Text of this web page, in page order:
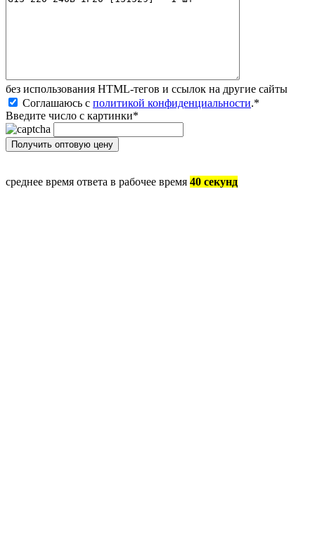
без иcпользования HTML-тегов и ссылок на другие сайты
Соглашаюсь с политикой конфиденциальности.*
Введите число с картинки*
среднее время ответа в рабочее время 40 секунд